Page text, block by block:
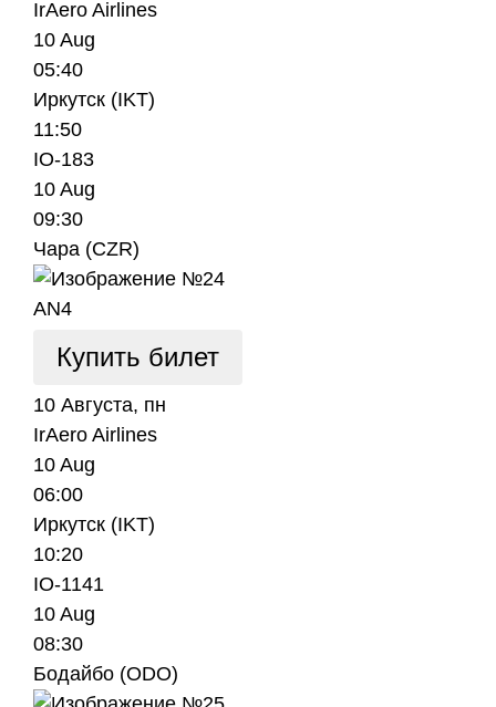
IrAero Airlines
10 Aug
05:40
Иркутск (IKT)
11:50
IO-183
10 Aug
09:30
Чара (CZR)
AN4
Купить билет
10 Августа, пн
IrAero Airlines
10 Aug
06:00
Иркутск (IKT)
10:20
IO-1141
10 Aug
08:30
Бодайбо (ODO)